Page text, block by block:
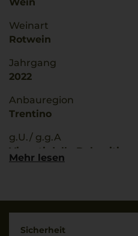
Weinart
Rotwein
Jahrgang
2022
Anbauregion
Trentino
g.U./ g.g.A
Vigneti delle Dolomiti
Tipica
Rebsorten
Mehr lesen
Sicherheit